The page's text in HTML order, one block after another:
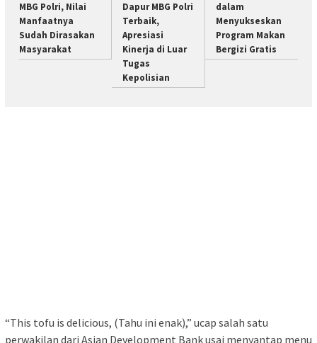
MBG Polri, Nilai
Manfaatnya
Sudah Dirasakan
Masyarakat
Dapur MBG Polri
Terbaik,
Apresiasi
Kinerja di Luar
Tugas
Kepolisian
dalam
Menyukseskan
Program Makan
Bergizi Gratis
“This tofu is delicious, (Tahu ini enak),” ucap salah satu
perwakilan dari Asian Development Bank usai menyantap menu